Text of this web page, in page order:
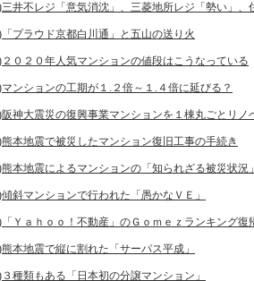
三井不レジ「意気消沈」、三菱地所レジ「勢い」、
「プラウド京都白川通」と五山の送り火
２０２０年人気マンションの値段はこうなっている
ンションの工期が１.２倍～１.４倍に延びる？
阪神大震災の復興事業マンションを１棟丸ごとリノ
熊本地震で被災したマンション復旧工事の手続き
熊本地震によるマンションの「知られざる被災状況
斜マンションで行われた「愚かなＶＥ」
「Ｙａｈｏｏ！不動産」のＧｏｍｅｚランキング復
本地震で縦に割れた「サーパス平成」
種類もある「日本初の分譲マンション」